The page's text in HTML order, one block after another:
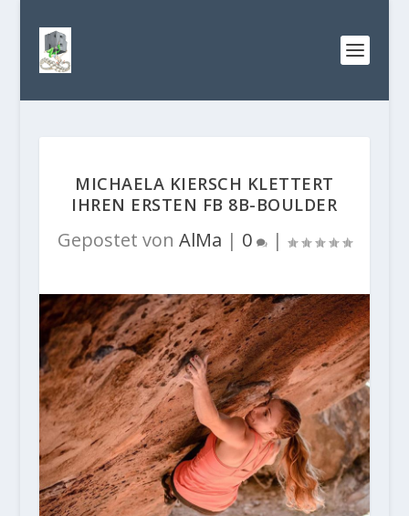
MICHAELA KIERSCH KLETTERT
IHREN ERSTEN FB 8B-BOULDER
Gepostet von AlMa | 0 |